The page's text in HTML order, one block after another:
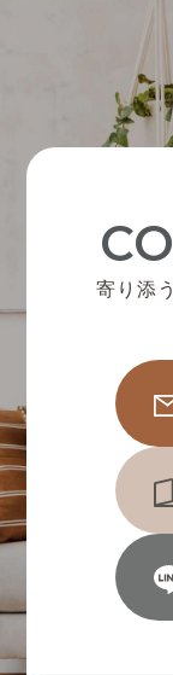
寄り添